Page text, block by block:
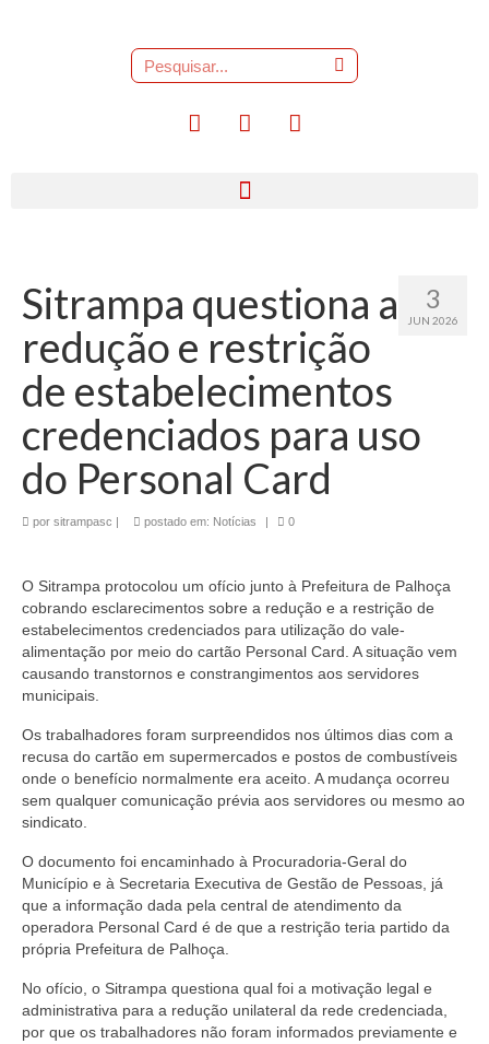
3
JUN 2026
Sitrampa questiona a
redução e restrição
de estabelecimentos
credenciados para uso
do Personal Card
por sitrampasc postado em: Notícias 0
O Sitrampa protocolou um ofício junto à Prefeitura de Palhoça
cobrando esclarecimentos sobre a redução e a restrição de
estabelecimentos credenciados para utilização do vale-
alimentação por meio do cartão Personal Card. A situação vem
causando transtornos e constrangimentos aos servidores
municipais.
Os trabalhadores foram surpreendidos nos últimos dias com a
recusa do cartão em supermercados e postos de combustíveis
onde o benefício normalmente era aceito. A mudança ocorreu
sem qualquer comunicação prévia aos servidores ou mesmo ao
sindicato.
O documento foi encaminhado à Procuradoria-Geral do
Município e à Secretaria Executiva de Gestão de Pessoas, já
que a informação dada pela central de atendimento da
operadora Personal Card é de que a restrição teria partido da
própria Prefeitura de Palhoça.
No ofício, o Sitrampa questiona qual foi a motivação legal e
administrativa para a redução unilateral da rede credenciada,
por que os trabalhadores não foram informados previamente e